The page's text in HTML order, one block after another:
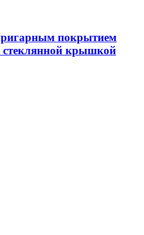
покрытием
крышкой